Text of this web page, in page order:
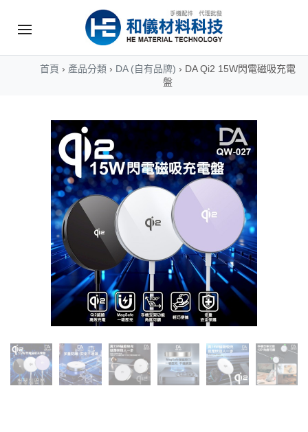
首頁 › 產品分類 › DA (自有品牌) › DA Qi2 15W閃電磁吸充電
盤